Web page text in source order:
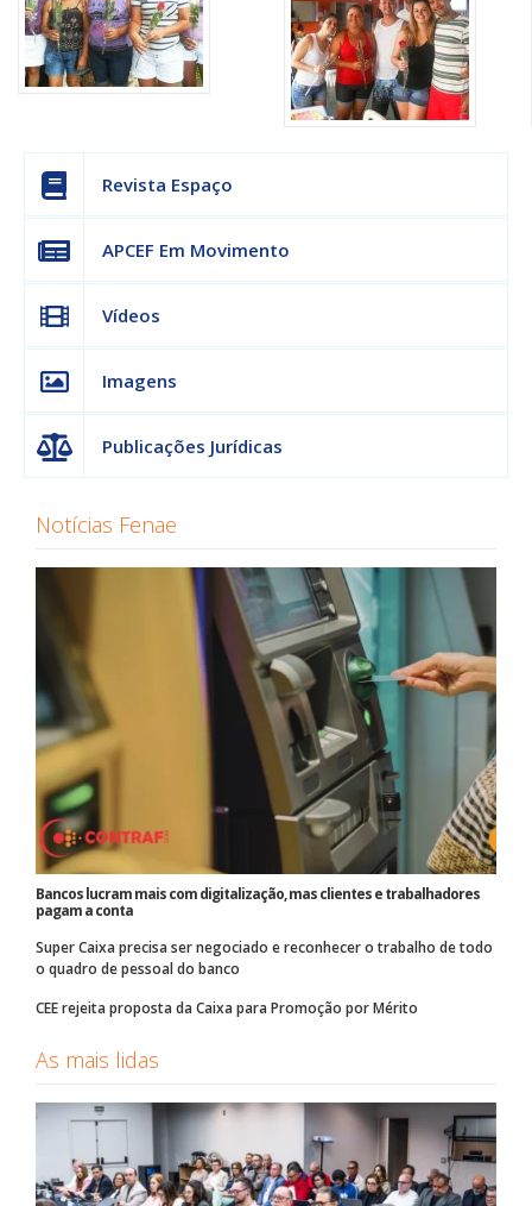
Revista Espaço
APCEF Em Movimento
Vídeos
Imagens
Publicações Jurídicas
Notícias Fenae
Bancos lucram mais com digitalização, mas clientes e trabalhadores
pagam a conta
Super Caixa precisa ser negociado e reconhecer o trabalho de todo
o quadro de pessoal do banco
CEE rejeita proposta da Caixa para Promoção por Mérito
As mais lidas